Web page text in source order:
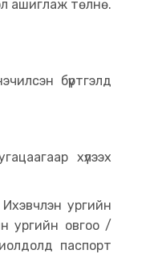
ашиглаж төлнө.
бүртгэлд
хүлээх
ургийн
ургийн овгоо /
паспорт